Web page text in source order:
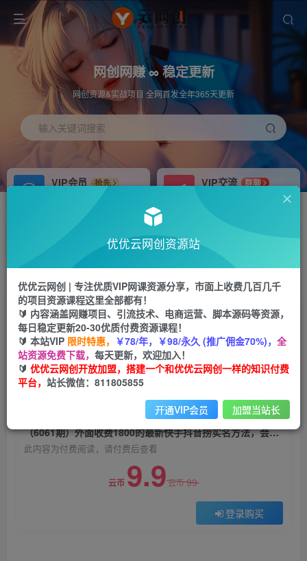
网创网赚 ∞ 稳定更新
网创资源&实战项目 全网首发全年365天更新
输入关键词搜索
VIP会员
抢先
免费下载全站资源
VIP交流
群聊
研究探讨更多创业项目路子。
站长V：hu91275
推荐
首页 中创网 正文
（6061期）外面收费1800的最新快手抖音捞实名
方法，会员自测【随时失效】
优优云网创
2年前发布
关注 私信
（6061期）外面收费1800的最新快手抖音捞实名方法，会员自测【随时失效】
此内容为付费阅读，请付费后查看
云币 9.9云币99
登录购买
优优云网创资源站
优优云网创 | 专注优质VIP网课资源分享，市面上收费几百几千
的项目资源课程这里全部都有！
🔰 内容涵盖网赚项目、引流技术、电商运营、脚本源码等资源，
每日稳定更新20-30优质付费资源课程！
🔰 本站VIP 限时特惠， ￥78/年，￥98/永久 (推广佣金70%)， 全
站资源免费下载， 每天更新，欢迎加入！
🔰 优优云网创开放加盟，搭建一个和优优云网创一样的知识付费
平台， 站长微信：811805855
开通VIP会员 加盟当站长